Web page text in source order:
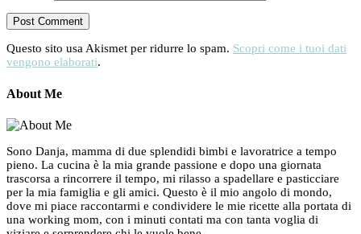
Questo sito usa Akismet per ridurre lo spam. Scopri come i tuoi dati
vengono elaborati.
About Me
Sono Danja, mamma di due splendidi bimbi e lavoratrice a tempo
pieno. La cucina è la mia grande passione e dopo una giornata
trascorsa a rincorrere il tempo, mi rilasso a spadellare e pasticciare
per la mia famiglia e gli amici. Questo è il mio angolo di mondo,
dove mi piace raccontarmi e condividere le mie ricette alla portata di
una working mom, con i minuti contati ma con tanta voglia di